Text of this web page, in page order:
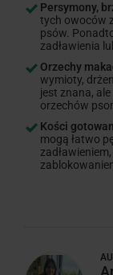
Persymony,
tych owoców
psów.
zadławienia
Orzechy
wymioty,
jest znana,
orzechów
Kości
mogą łatwo